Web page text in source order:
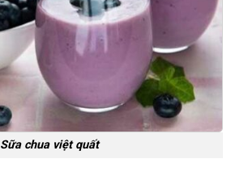
Sữa chua việt quất